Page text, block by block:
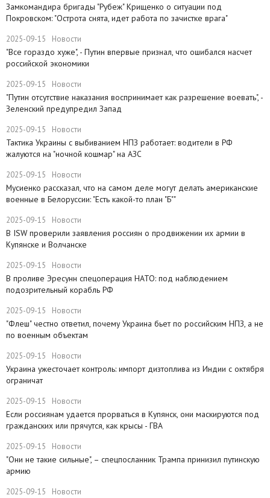
Замкомандира бригады "Рубеж" Крищенко​ о ситуации под
Покровском: "Острота снята, идет работа по зачистке врага"
2025-09-15 Новости
"Все гораздо хуже", - Путин впервые признал, что ошибался насчет
российской экономики
2025-09-15 Новости
​"Путин отсутствие наказания воспринимает как разрешение воевать", -
Зеленский предупредил Запад
2025-09-15 Новости
Тактика Украины с выбиванием НПЗ работает: водители в РФ
жалуются на "ночной кошмар" на АЗС
2025-09-15 Новости
Мусиенко рассказал, что на самом деле могут делать американские
военные в Белоруссии: "Есть какой-то план "Б""
2025-09-15 Новости
В ISW проверили заявления россиян о продвижении их армии в
Купянске и Волчанске
2025-09-15 Новости
​В проливе Эресунн спецоперация НАТО: под наблюдением
подозрительный корабль РФ
2025-09-15 Новости
"Флеш" честно ответил, почему Украина бьет по российским НПЗ, а не
по военным объектам
2025-09-15 Новости
Украина ужесточает контроль: импорт дизтоплива из Индии с октября
ограничат
2025-09-15 Новости
Если россиянам удается прорваться в Купянск, они маскируются под
гражданских или прячутся, как крысы - ГВА
2025-09-15 Новости
"Они не такие сильные", – спецпосланник Трампа принизил путинскую
армию
2025-09-15 Новости